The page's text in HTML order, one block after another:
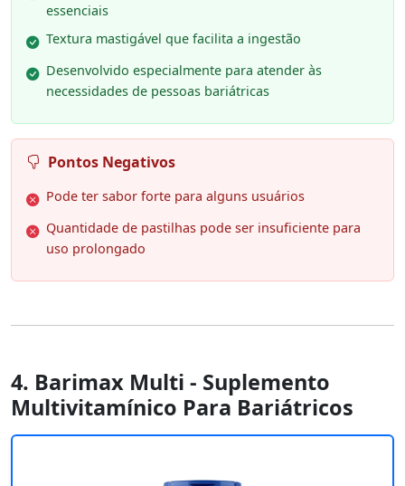
essenciais
Textura mastigável que facilita a ingestão
Desenvolvido especialmente para atender às
necessidades de pessoas bariátricas
Pontos Negativos
Pode ter sabor forte para alguns usuários
Quantidade de pastilhas pode ser insuficiente para
uso prolongado
4. Barimax Multi - Suplemento
Multivitamínico Para Bariátricos